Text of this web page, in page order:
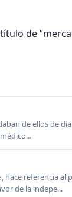
de
de ellos de
hace referencia al
de la indepe...